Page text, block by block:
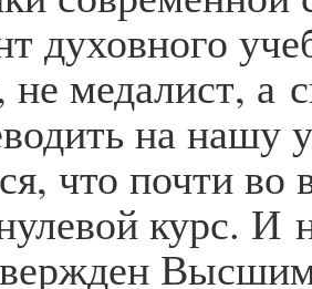
духовного
не медалист, а
на нашу
что почти во
курс. И